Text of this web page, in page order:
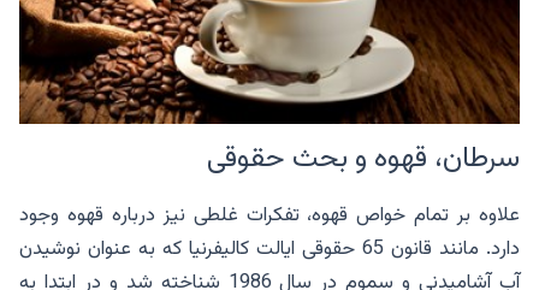
سرطان، قهوه و بحث حقوقی
علاوه بر تمام خواص قهوه، تفکرات غلطی نیز درباره قهوه وجود
دارد. مانند قانون 65 حقوقی ایالت کالیفرنیا که به عنوان نوشیدن
آب آشامیدنی و سموم در سال 1986 شناخته شد و در ابتدا به